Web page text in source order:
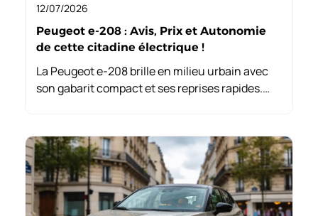
12/07/2026
Peugeot e-208 : Avis, Prix et Autonomie
de cette citadine électrique !
La Peugeot e-208 brille en milieu urbain avec
son gabarit compact et ses reprises rapides.
les familles.